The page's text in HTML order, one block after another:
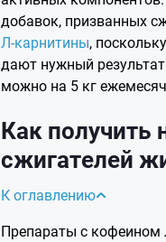
добавок, призванных
Л-карнитины,
дают нужный
можно на 5 кг
Как получить
сжигателей
К оглавлению
Препараты с кофеином